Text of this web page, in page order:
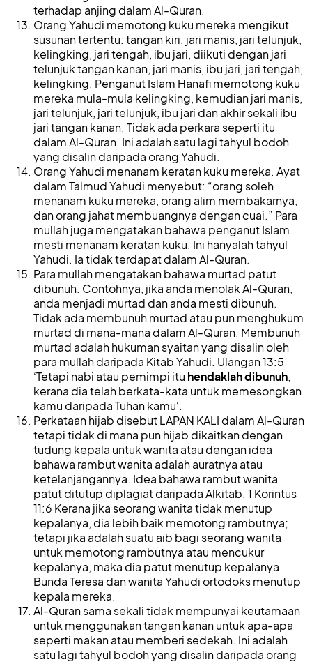
terhadap anjing dalam Al-Quran.
Orang Yahudi memotong kuku mereka mengikut
susunan tertentu: tangan kiri: jari manis, jari telunjuk,
kelingking, jari tengah, ibu jari, diikuti dengan jari
telunjuk tangan kanan, jari manis, ibu jari, jari tengah,
kelingking. Penganut Islam Hanafi memotong kuku
mereka mula-mula kelingking, kemudian jari manis,
jari telunjuk, jari telunjuk, ibu jari dan akhir sekali ibu
jari tangan kanan. Tidak ada perkara seperti itu
dalam Al-Quran. Ini adalah satu lagi tahyul bodoh
yang disalin daripada orang Yahudi.
Orang Yahudi menanam keratan kuku mereka. Ayat
dalam Talmud Yahudi menyebut: “orang soleh
menanam kuku mereka, orang alim membakarnya,
dan orang jahat membuangnya dengan cuai.” Para
mullah juga mengatakan bahawa penganut Islam
mesti menanam keratan kuku. Ini hanyalah tahyul
Yahudi. Ia tidak terdapat dalam Al-Quran.
Para mullah mengatakan bahawa murtad patut
dibunuh. Contohnya, jika anda menolak Al-Quran,
anda menjadi murtad dan anda mesti dibunuh.
Tidak ada membunuh murtad atau pun menghukum
murtad di mana-mana dalam Al-Quran. Membunuh
murtad adalah hukuman syaitan yang disalin oleh
para mullah daripada Kitab Yahudi. Ulangan 13:5
‘Tetapi nabi atau pemimpi itu hendaklah dibunuh,
kerana dia telah berkata-kata untuk memesongkan
kamu daripada Tuhan kamu‘.
Perkataan hijab disebut LAPAN KALI dalam Al-Quran
tetapi tidak di mana pun hijab dikaitkan dengan
tudung kepala untuk wanita atau dengan idea
bahawa rambut wanita adalah auratnya atau
ketelanjangannya. Idea bahawa rambut wanita
patut ditutup diplagiat daripada Alkitab. 1 Korintus
11:6 Kerana jika seorang wanita tidak menutup
kepalanya, dia lebih baik memotong rambutnya;
tetapi jika adalah suatu aib bagi seorang wanita
untuk memotong rambutnya atau mencukur
kepalanya, maka dia patut menutup kepalanya.
Bunda Teresa dan wanita Yahudi ortodoks menutup
kepala mereka.
Al-Quran sama sekali tidak mempunyai keutamaan
untuk menggunakan tangan kanan untuk apa-apa
seperti makan atau memberi sedekah. Ini adalah
satu lagi tahyul bodoh yang disalin daripada orang